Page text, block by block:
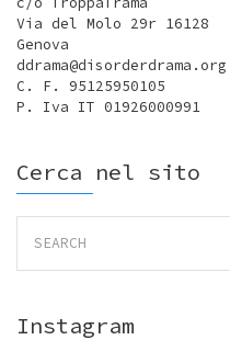
Via del Molo 29r 16128
Genova
ddrama@disorderdrama.org
C. F. 95125950105
P. Iva IT 01926000991
Cerca nel sito
for:
Instagram